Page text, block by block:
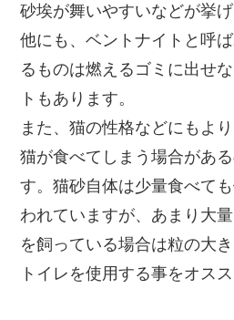
砂埃が舞いやすいなどが挙げ
他にも、ベントナイトと呼
るものは燃えるゴミに出せ
トもあります。
また、猫の性格などにもよ
猫が食べてしまう場合があ
す。猫砂自体は少量食べて
われていますが、あまり大
を飼っている場合は粒の大
トイレを使用する事をオスス